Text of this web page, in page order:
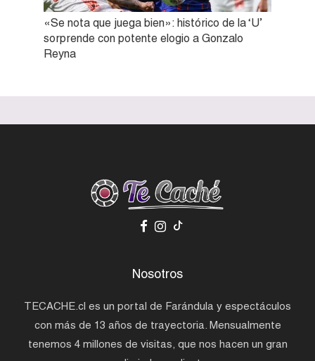
«Se nota que juega bien»: histórico de la ‘U’
sorprende con potente elogio a Gonzalo
Reyna
Nosotros
TECACHE.cl es un portal de Farándula y espectáculos
con más de 13 años de trayectoria. Mensualmente
tenemos 4 millones de visitas, que nos hacen un gran